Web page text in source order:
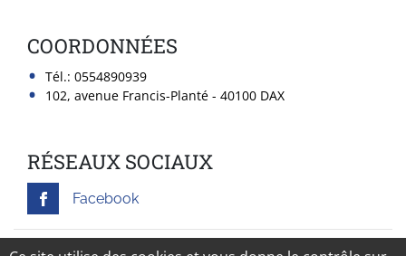
COORDONNÉES
Tél.: 0554890939
102, avenue Francis-Planté - 40100 DAX
RÉSEAUX SOCIAUX
Facebook